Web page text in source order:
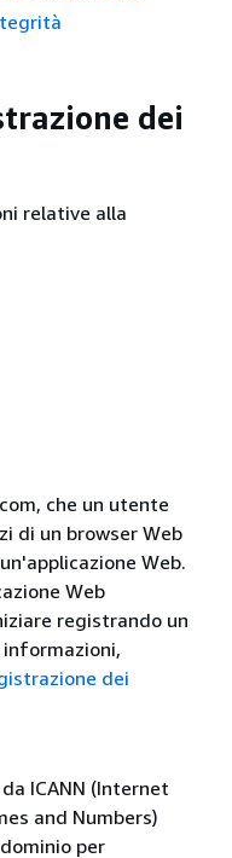
dei
relative alla
che un utente
di un browser Web
Web.
Web
registrando un
dei
ICANN (Internet
and Numbers)
per